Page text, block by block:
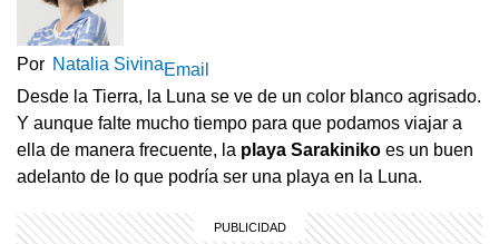
Por Natalia SivinaEmail
Desde la Tierra, la Luna se ve de un color blanco agrisado.
Y aunque falte mucho tiempo para que podamos viajar a
ella de manera frecuente, la playa Sarakiniko es un buen
adelanto de lo que podría ser una playa en la Luna.